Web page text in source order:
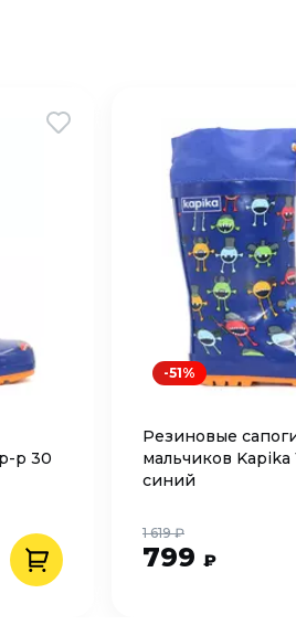
р 30
Резиновые
мальчиков Kapika
синий
799 ₽
1 619 ₽
-51%